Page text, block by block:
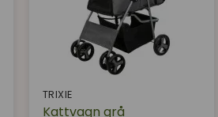
TRIXIE
Kattvagn grå